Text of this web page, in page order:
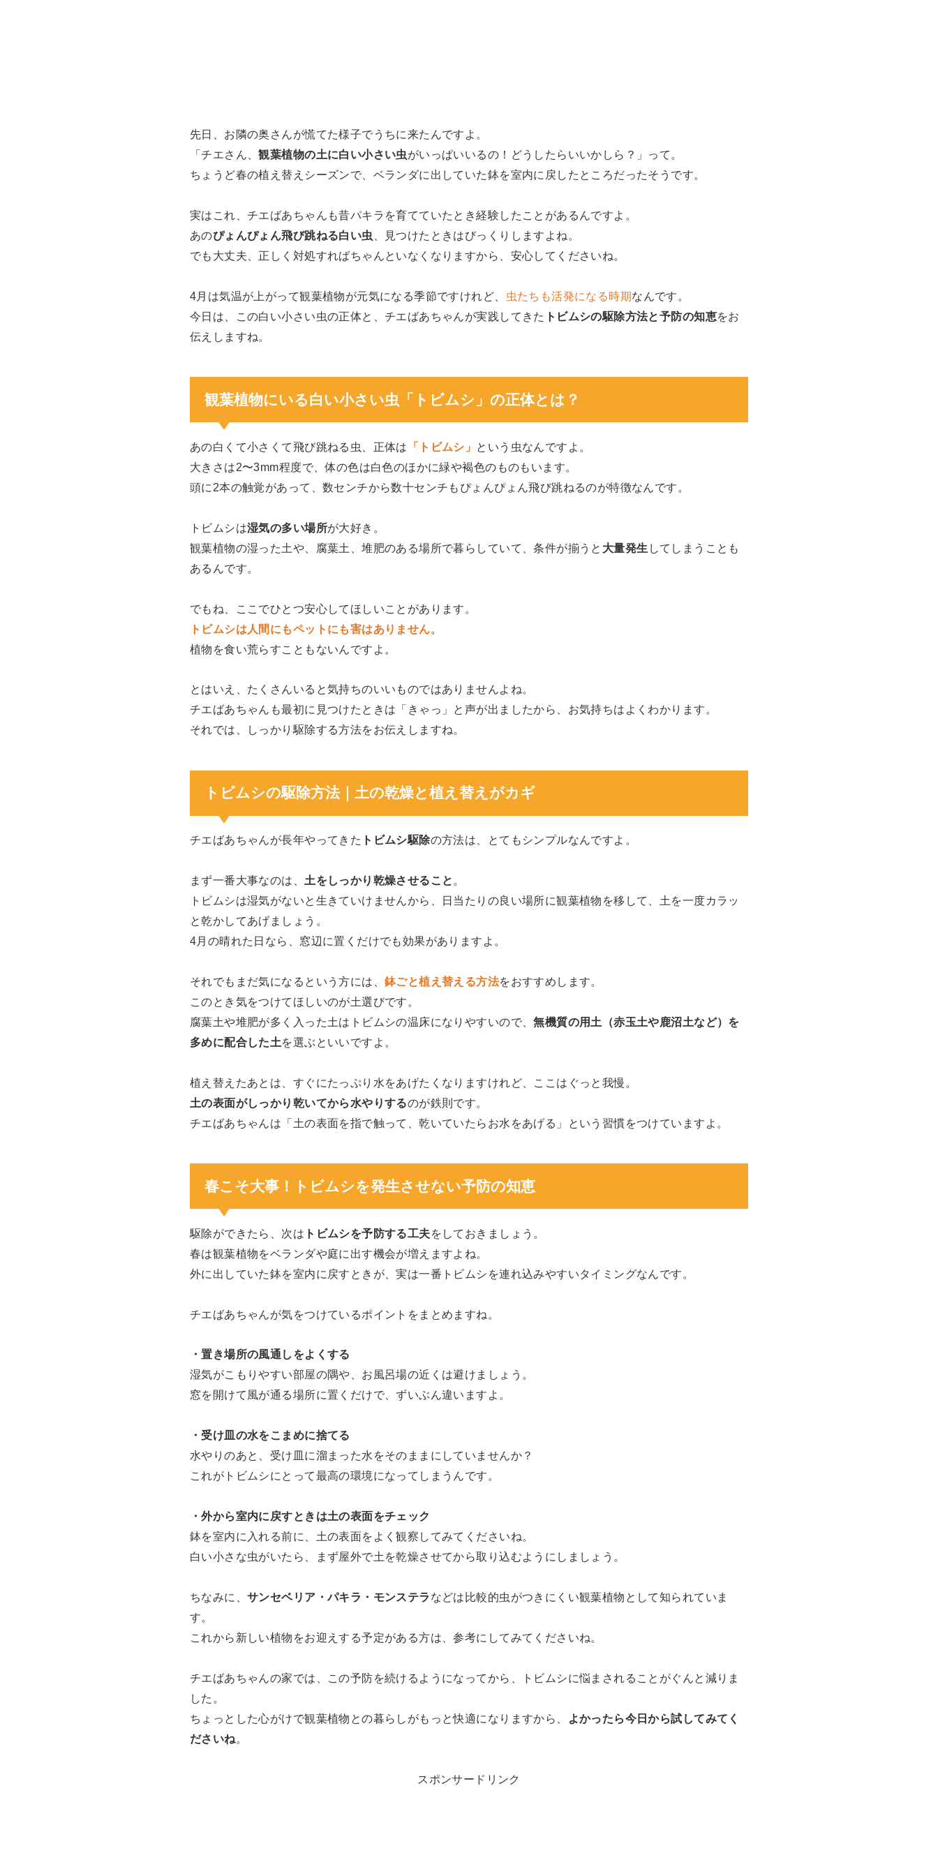
先日、お隣の奥さんが慌てた様子でうちに来たんですよ。
「チエさん、観葉植物の土に白い小さい虫がいっぱいいるの！どうしたらいいかしら？」って。
ちょうど春の植え替えシーズンで、ベランダに出していた鉢を室内に戻したところだったそうです。
実はこれ、チエばあちゃんも昔パキラを育てていたとき経験したことがあるんですよ。
あのぴょんぴょん飛び跳ねる白い虫 、見つけたときはびっくりしますよね。
でも大丈夫、正しく対処すればちゃんといなくなりますから、安心してくださいね。
4月は気温が上がって観葉植物が元気になる季節ですけれど、 虫たちも活発になる時期なんです。
今日は、この白い小さい虫の正体と、チエばあちゃんが実践してきた トビムシの駆除方法と予防の知恵をお
伝えしますね。
観葉植物にいる白い小さい虫「トビムシ」の正体とは？
あの白くて小さくて飛び跳ねる虫、正体は 「トビムシ」 という虫なんですよ。
大きさは2〜3mm程度で、体の色は白色のほかに緑や褐色のものもいます。
頭に2本の触覚があって、数センチから数十センチもぴょんぴょん飛び跳ねるのが特徴なんです。
トビムシは湿気の多い場所が大好き。
観葉植物の湿った土や、腐葉土、堆肥のある場所で暮らしていて、条件が揃うと 大量発生 してしまうことも
あるんです。
でもね、ここでひとつ安心してほしいことがあります。
トビムシは人間にもペットにも害はありません。
植物を食い荒らすこともないんですよ。
とはいえ、たくさんいると気持ちのいいものではありませんよね。
チエばあちゃんも最初に見つけたときは「きゃっ」と声が出ましたから、お気持ちはよくわかります。
それでは、しっかり駆除する方法をお伝えしますね。
トビムシの駆除方法｜土の乾燥と植え替えがカギ
チエばあちゃんが長年やってきた トビムシ駆除の方法は、とてもシンプルなんですよ。
まず一番大事なのは、 土をしっかり乾燥させること 。
トビムシは湿気がないと生きていけませんから、日当たりの良い場所に観葉植物を移して、土を一度カラッ
と乾かしてあげましょう。
4月の晴れた日なら、窓辺に置くだけでも効果がありますよ。
それでもまだ気になるという方には、鉢ごと植え替える方法をおすすめします。
このとき気をつけてほしいのが土選びです。
腐葉土や堆肥が多く入った土はトビムシの温床になりやすいので、無機質の用土（赤玉土や鹿沼土など）を
多めに配合した土を選ぶといいですよ。
植え替えたあとは、すぐにたっぷり水をあげたくなりますけれど、ここはぐっと我慢。
土の表面がしっかり乾いてから水やりするのが鉄則です。
チエばあちゃんは「土の表面を指で触って、乾いていたらお水をあげる」という習慣をつけていますよ。
春こそ大事！トビムシを発生させない予防の知恵
駆除ができたら、次は トビムシを予防する工夫をしておきましょう。
春は観葉植物をベランダや庭に出す機会が増えますよね。
外に出していた鉢を室内に戻すときが、実は一番トビムシを連れ込みやすいタイミングなんです。
チエばあちゃんが気をつけているポイントをまとめますね。
・置き場所の風通しをよくする
湿気がこもりやすい部屋の隅や、お風呂場の近くは避けましょう。
窓を開けて風が通る場所に置くだけで、ずいぶん違いますよ。
・受け皿の水をこまめに捨てる
水やりのあと、受け皿に溜まった水をそのままにしていませんか？
これがトビムシにとって最高の環境になってしまうんです。
・外から室内に戻すときは土の表面をチェック
鉢を室内に入れる前に、土の表面をよく観察してみてくださいね。
白い小さな虫がいたら、まず屋外で土を乾燥させてから取り込むようにしましょう。
ちなみに、サンセベリア・パキラ・モンステラ などは比較的虫がつきにくい観葉植物として知られていま
す。
これから新しい植物をお迎えする予定がある方は、参考にしてみてくださいね。
チエばあちゃんの家では、この予防を続けるようになってから、トビムシに悩まされることがぐんと減りま
した。
ちょっとした心がけで観葉植物との暮らしがもっと快適になりますから、
よかったら今日から試してみてく
ださいね。
スポンサードリンク